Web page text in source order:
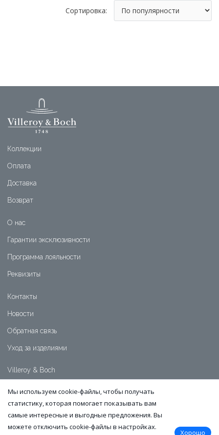
Сортировка:
Коллекции
Оплата
Доставка
Возврат
О нас
Гарантии эксклюзивности
Программа лояльности
Реквизиты
Контакты
Новости
Обратная связь
Уход за изделиями
Villeroy & Boch
+7 (991) 5-007-515
Часы работы:
пн-пт: 10:00-19:00
Мы используем cookie-файлы, чтобы получать
статистику, которая помогает показывать вам
самые интересные и выгодные предложения. Вы
можете отключить cookie-файлы в настройках.
Хорошо